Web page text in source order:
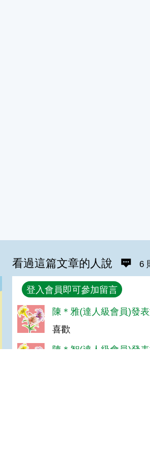
看過這篇文章的人說 6
回覆
登入會員即可參加留言
陳＊雅(達人級會員)發
喜歡
陳＊智(達人級會員)發